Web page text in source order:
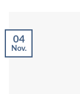
04
Nov.